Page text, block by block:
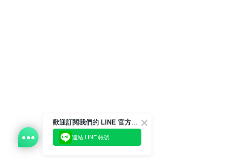
歡迎訂閱我們的 LINE 官方帳號
連結 LINE 帳號